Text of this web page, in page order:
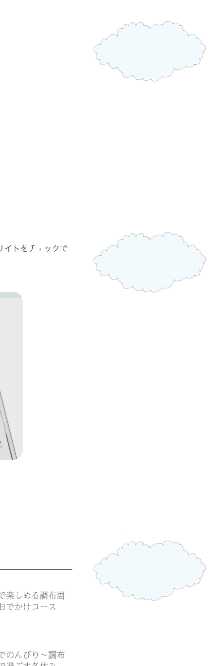
イトをチェックで
楽しめる調布周
でかけコース
のんびり～調布